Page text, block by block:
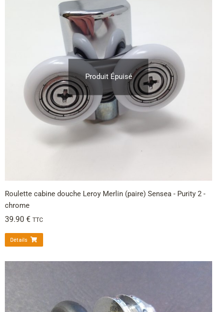
Produit Épuisé
Roulette cabine douche Leroy Merlin (paire) Sensea - Purity 2 -
chrome
39.90 € TTC
Détails